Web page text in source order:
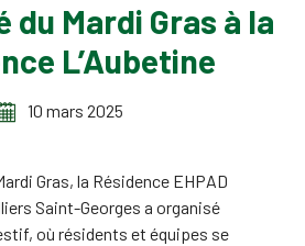
du Mardi Gras à la
L’Aubetine
10 mars 2025
Gras, la Résidence EHPAD
Saint-Georges a organisé
où résidents et équipes se